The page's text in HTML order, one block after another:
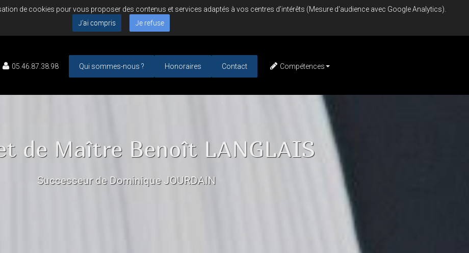
de cookies pour vous proposer des contenus et services adaptés à vos centres d’intérêts (Mesure d'audience avec Google Analytics).
J'ai compris Je refuse
05.46.87.38.98 Qui sommes-nous ? Honoraires Contact Compétences
de Maître Benoît LANGLAIS
Successeur de Dominique JOURDAIN